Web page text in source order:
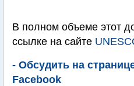
В полном объеме этот
ссылке на сайте
- Обсудить на
Facebook